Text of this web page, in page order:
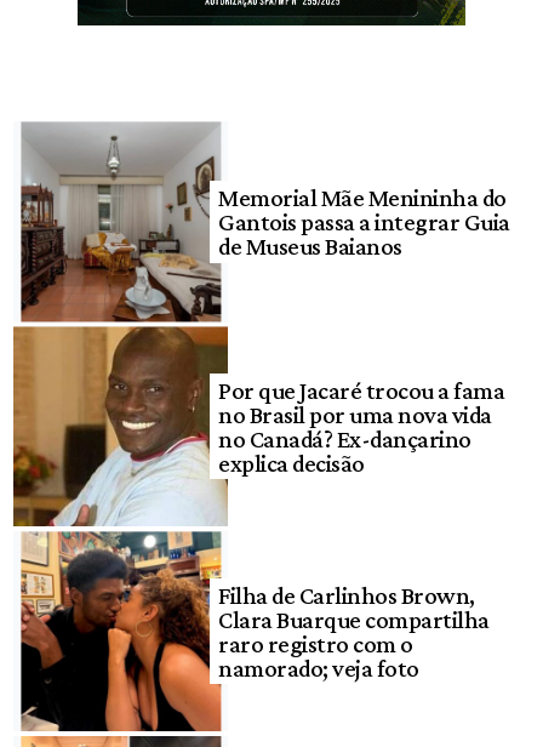
Memorial Mãe Menininha do
Gantois passa a integrar Guia
de Museus Baianos
Por que Jacaré trocou a fama
no Brasil por uma nova vida
no Canadá? Ex-dançarino
explica decisão
Filha de Carlinhos Brown,
Clara Buarque compartilha
raro registro com o
namorado; veja foto